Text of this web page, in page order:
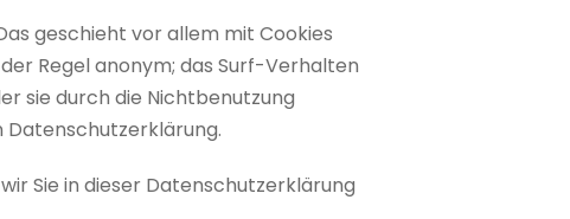
geschieht vor allem mit Cookies
Regel anonym; das Surf-Verhalten
sie durch die Nichtbenutzung
Sie in dieser Datenschutzerklärung